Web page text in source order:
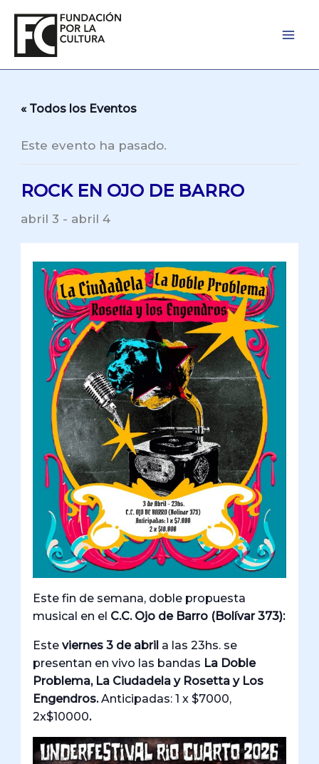
contenido
« Todos los Eventos
Este evento ha pasado.
ROCK EN OJO DE BARRO
abril 3 - abril 4
Este fin de semana, doble propuesta
musical en el C.C. Ojo de Barro (Bolívar 373):
Este viernes 3 de abril a las 23hs. se
presentan en vivo las bandas La Doble
Problema, La Ciudadela y Rosetta y Los
Engendros.Anticipadas: 1 x $7000,
2x$10000.